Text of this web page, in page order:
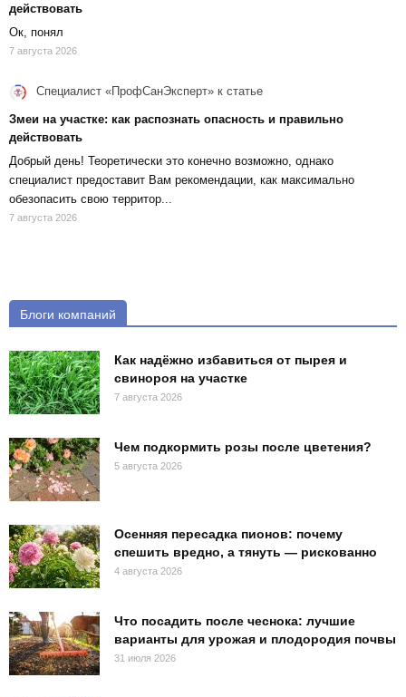
действовать
Ок, понял
7 августа 2026
Специалист «ПрофСанЭксперт» к статье
Змеи на участке: как распознать опасность и правильно
действовать
Добрый день! Теоретически это конечно возможно, однако
специалист предоставит Вам рекомендации, как максимально
обезопасить свою территор...
7 августа 2026
Блоги компаний
Как надёжно избавиться от пырея и
свинороя на участке
7 августа 2026
Чем подкормить розы после цветения?
5 августа 2026
Осенняя пересадка пионов: почему
спешить вредно, а тянуть — рискованно
4 августа 2026
Что посадить после чеснока: лучшие
варианты для урожая и плодородия почвы
31 июля 2026